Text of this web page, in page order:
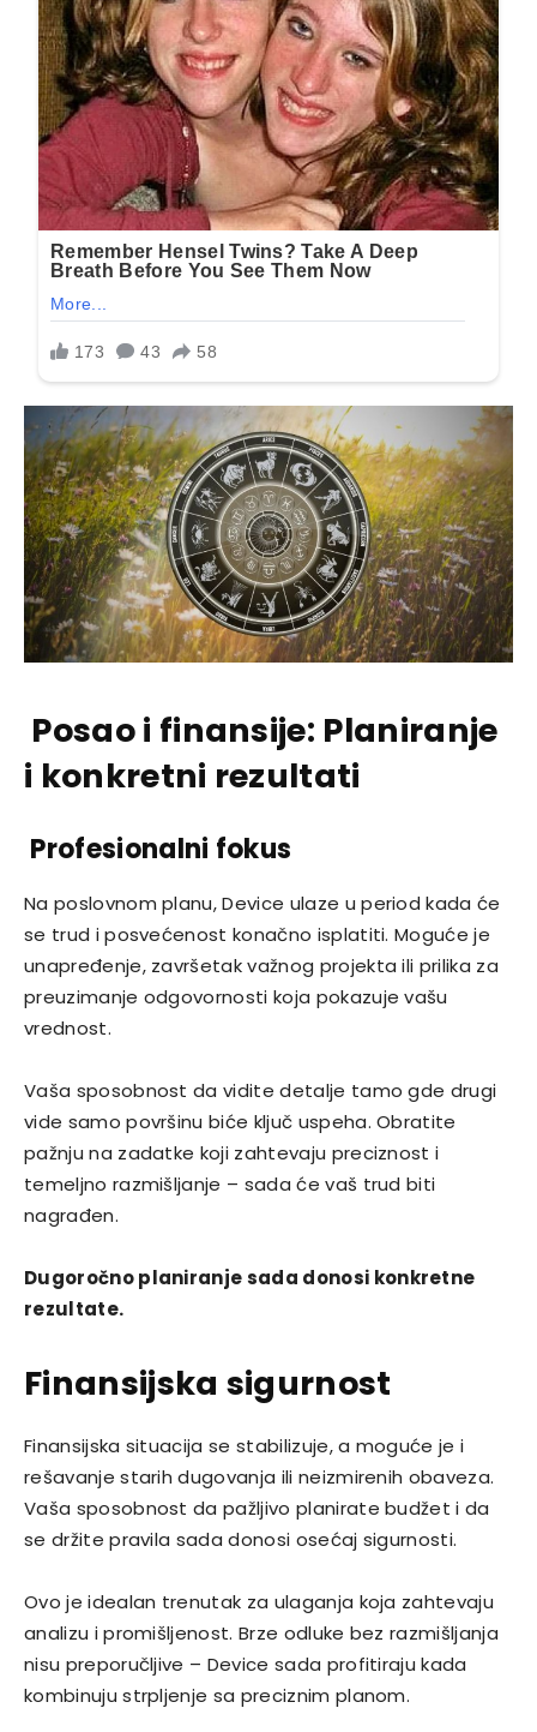
Posao i finansije: Planiranje
i konkretni rezultati
Profesionalni fokus
Na poslovnom planu, Device ulaze u period kada će
se trud i posvećenost konačno isplatiti. Moguće je
unapređenje, završetak važnog projekta ili prilika za
preuzimanje odgovornosti koja pokazuje vašu
vrednost.
Vaša sposobnost da vidite detalje tamo gde drugi
vide samo površinu biće ključ uspeha. Obratite
pažnju na zadatke koji zahtevaju preciznost i
temeljno razmišljanje – sada će vaš trud biti
nagrađen.
Dugoročno planiranje sada donosi konkretne
rezultate.
Finansijska sigurnost
Finansijska situacija se stabilizuje, a moguće je i
rešavanje starih dugovanja ili neizmirenih obaveza.
Vaša sposobnost da pažljivo planirate budžet i da
se držite pravila sada donosi osećaj sigurnosti.
Ovo je idealan trenutak za ulaganja koja zahtevaju
analizu i promišljenost. Brze odluke bez razmišljanja
nisu preporučljive – Device sada profitiraju kada
kombinuju strpljenje sa preciznim planom.